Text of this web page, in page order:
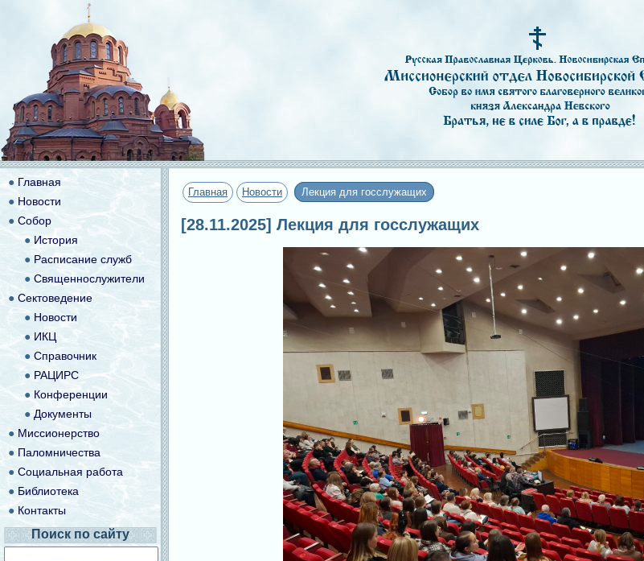
Главная Новости Лекция для госслужащих
[28.11.2025] Лекция для госслужащих
● Главная
● Новости
● Собор
● История
● Расписание служб
● Священнослужители
● Сектоведение
● Новости
●ИКЦ
● Справочник
● РАЦИРС
● Конференции
● Документы
●Миссионерство
● Паломничества
●Социальная работа
● Библиотека
● Контакты
Поиск по сайту